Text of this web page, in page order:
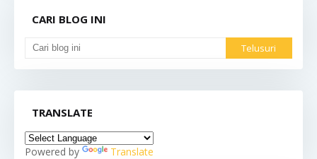
CARI BLOG INI
TRANSLATE
Powered by Translate